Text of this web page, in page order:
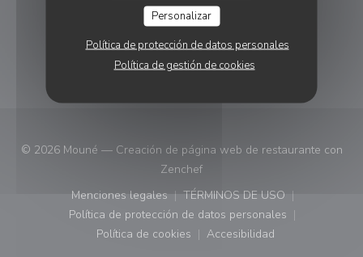
Personalizar
Política de protección de datos personales
Política de gestión de cookies
Facebook ((abre en una nueva
Instagram ((abre en una
BOLETÍN
© 2026 Mouné — Creación de página web de restaurante con
Zenchef((abre en una nueva ventana))
Menciones legales
((abre en una nueva ventana))
TÉRMINOS DE USO
((abre en una nueva
Política de protección de datos personales
((abre en una nueva ventana))
Política de cookies
((abre en una nueva ventana))
Accesibilidad
((abre en una nueva